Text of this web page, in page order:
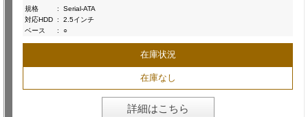
規格
:
Serial-ATA
対応HDD :
2.5インチ
ベース
: ○
在庫状況
在庫なし
詳細はこちら